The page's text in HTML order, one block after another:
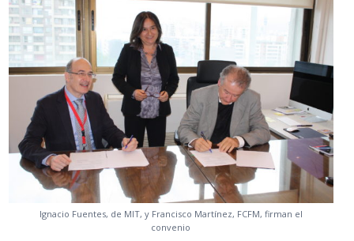
Ignacio Fuentes, de MIT, y Francisco Martínez, FCFM, firman el
convenio